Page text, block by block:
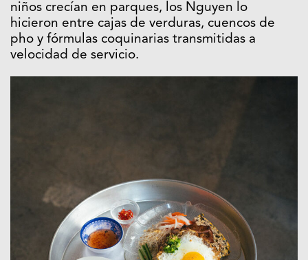
niños crecían en parques, los Nguyen lo
hicieron entre cajas de verduras, cuencos de
pho y fórmulas coquinarias transmitidas a
velocidad de servicio.